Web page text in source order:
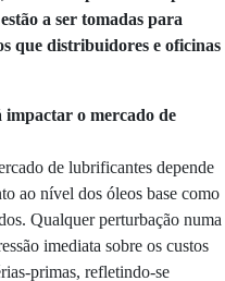
a ser tomadas para
que distribuidores e oficinas
o mercado de
de lubrificantes depende
ao nível dos óleos base como
Qualquer perturbação numa
imediata sobre os custos
primas, refletindo-se